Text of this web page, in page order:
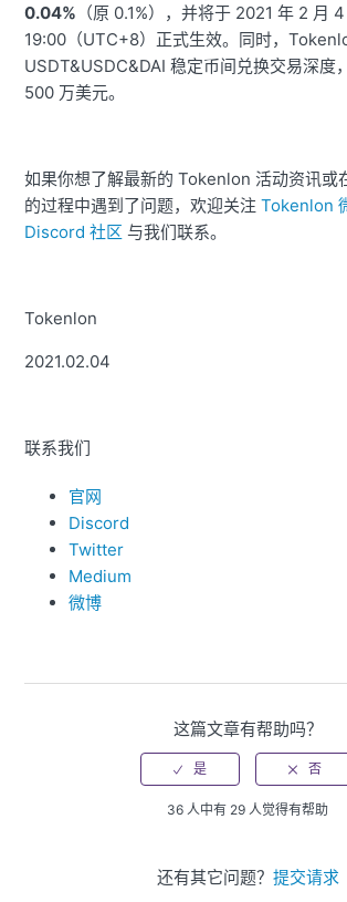
0.04% （原 0.1%），并将于 2021 年 2 月
19:00（UTC+8）正式生效。同时，
USDT&USDC&DAI 稳定币间兑换交易深度
500 万美元。
如果你想了解最新的 Tokenlon 活动资讯或
的过程中遇到了问题，欢迎关注Tokenlon
Discord 社区 与我们联系。
Tokenlon
2021.02.04
联系我们
官网
Discord
Twitter
Medium
微博
这篇文章有帮助吗？
36 人中有 29 人觉得有帮助
还有其它问题？ 提交请求